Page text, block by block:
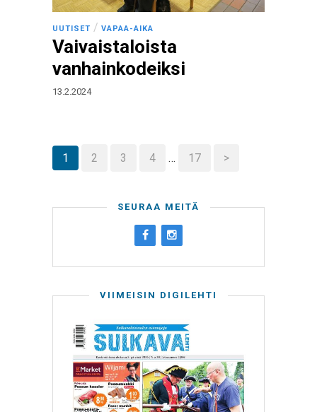
UUTISET / VAPAA-AIKA
Vaivaistaloista
vanhainkodeiksi
13.2.2024
1 2 3 4 … 17 >
SEURAA MEITÄ
VIIMEISIN DIGILEHTI